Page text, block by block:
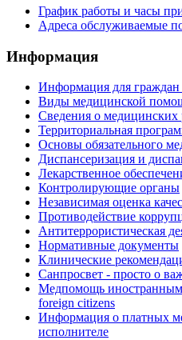
График работы и часы
Адреса обслуживаемые
Информация
Информация для граждан
Виды медицинской
Сведения о медицинских
Территориальная
Основы обязательного
Диспансеризация и
Лекарственное
Контролирующие органы
Независимая оценка
Противодействие
Антитеррористическая
Нормативные документы
Клинические
Санпросвет - просто о
Медпомощь иностранным
foreign citizens
Информация о платных
исполнителе